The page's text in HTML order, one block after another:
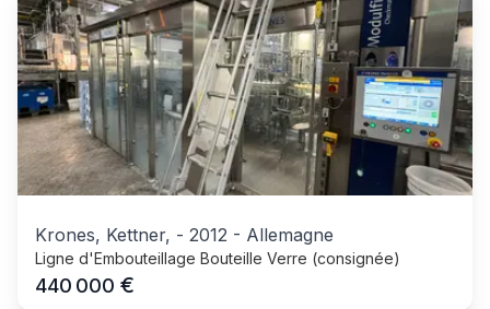
Krones, Kettner, - 2012 - Allemagne
Ligne d'Embouteillage Bouteille Verre (consignée)
440 000 €